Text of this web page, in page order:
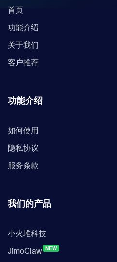
首页
功能介绍
关于我们
客户推荐
功能介绍
如何使用
隐私协议
服务条款
我们的产品
小火堆科技
JimoClaw NEW